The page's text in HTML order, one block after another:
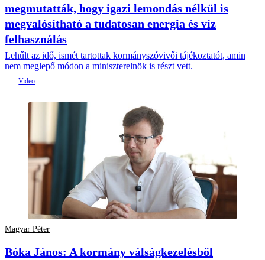
megmutatták, hogy igazi lemondás nélkül is
megvalósítható a tudatosan energia és víz
felhasználás
Lehűlt az idő, ismét tartottak kormányszóvivői tájékoztatót, amin
nem meglepő módon a miniszterelnök is részt vett.
Magyar Péter
Bóka János: A kormány válságkezelésből